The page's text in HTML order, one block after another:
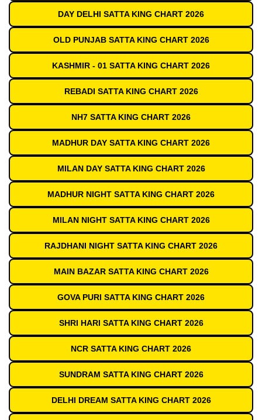
DAY DELHI SATTA KING CHART 2026
OLD PUNJAB SATTA KING CHART 2026
KASHMIR - 01 SATTA KING CHART 2026
REBADI SATTA KING CHART 2026
NH7 SATTA KING CHART 2026
MADHUR DAY SATTA KING CHART 2026
MILAN DAY SATTA KING CHART 2026
MADHUR NIGHT SATTA KING CHART 2026
MILAN NIGHT SATTA KING CHART 2026
RAJDHANI NIGHT SATTA KING CHART 2026
MAIN BAZAR SATTA KING CHART 2026
GOVA PURI SATTA KING CHART 2026
SHRI HARI SATTA KING CHART 2026
NCR SATTA KING CHART 2026
SUNDRAM SATTA KING CHART 2026
DELHI DREAM SATTA KING CHART 2026